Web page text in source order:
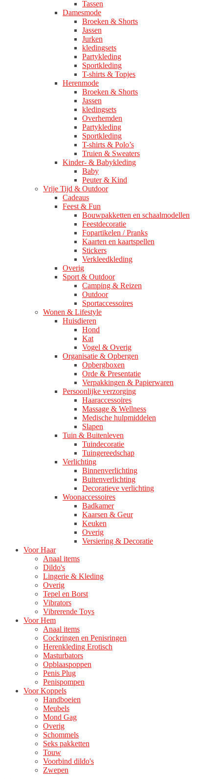
Tassen
Damesmode
Broeken & Shorts
Jassen
Jurken
kledingsets
Partykleding
Sportkleding
T-shirts & Topjes
Herenmode
Broeken & Shorts
Jassen
kledingsets
Overhemden
Partykleding
Sportkleding
T-shirts & Polo’s
Truien & Sweaters
Kinder- & Babykleding
Baby
Peuter & Kind
Vrije Tijd & Outdoor
Cadeaus
Feest & Fun
Bouwpakketten en schaalmodellen
Feestdecoratie
Fopartikelen / Pranks
Kaarten en kaartspellen
Stickers
Verkleedkleding
Overig
Sport & Outdoor
Camping & Reizen
Outdoor
Sportaccessoires
Wonen & Lifestyle
Huisdieren
Hond
Kat
Vogel & Overig
Organisatie & Opbergen
Opbergboxen
Orde & Presentatie
Verpakkingen & Papierwaren
Persoonlijke verzorging
Haaraccessoires
Massage & Wellness
Medische hulpmiddelen
Slapen
Tuin & Buitenleven
Tuindecoratie
Tuingereedschap
Verlichting
Binnenverlichting
Buitenverlichting
Decoratieve verlichting
Woonaccessoires
Badkamer
Kaarsen & Geur
Keuken
Overig
Versiering & Decoratie
Voor Haar
Anaal items
Dildo's
Lingerie & Kleding
Overig
Tepel en Borst
Vibrators
Vibrerende Toys
Voor Hem
Anaal items
Cockringen en Penisringen
Herenkleding Erotisch
Masturbators
Opblaaspoppen
Penis Plug
Penispompen
Voor Koppels
Handboeien
Meubels
Mond Gag
Overig
Schommels
Seks pakketten
Touw
Voorbind dildo's
Zwepen